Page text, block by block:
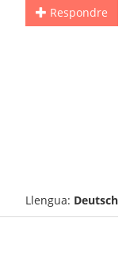
Respondre
Llengua: Deutsch